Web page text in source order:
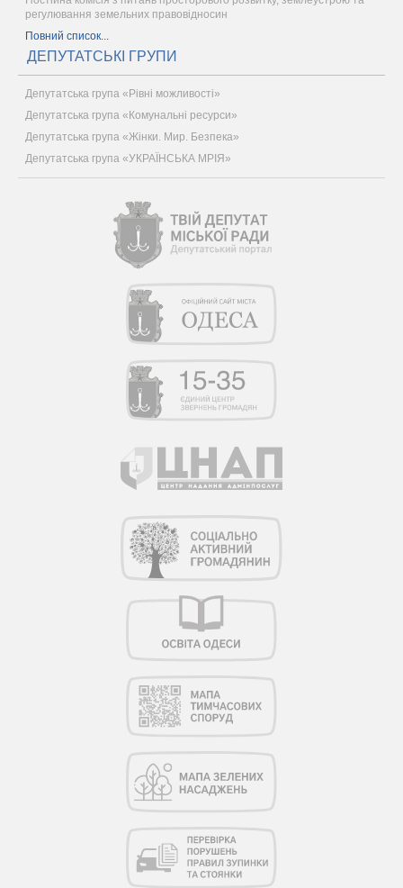
регулювання земельних правовідносин
Повний список...
ДЕПУТАТСЬКІ ГРУПИ
Депутатська група «Рівні можливості»
Депутатська група «Комунальні ресурси»
Депутатська група «Жінки. Мир. Безпека»
Депутатська група «УКРАЇНСЬКА МРІЯ»